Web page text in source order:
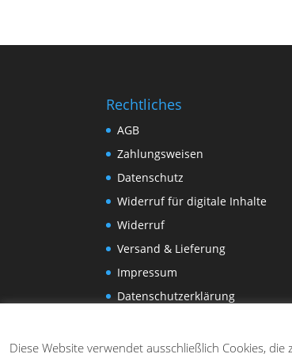
Rechtliches
AGB
Zahlungsweisen
Datenschutz
Widerruf für digitale Inhalte
Widerruf
Versand & Lieferung
Impressum
Datenschutzerklärung
Diese Website verwendet ausschließlich Cookies,